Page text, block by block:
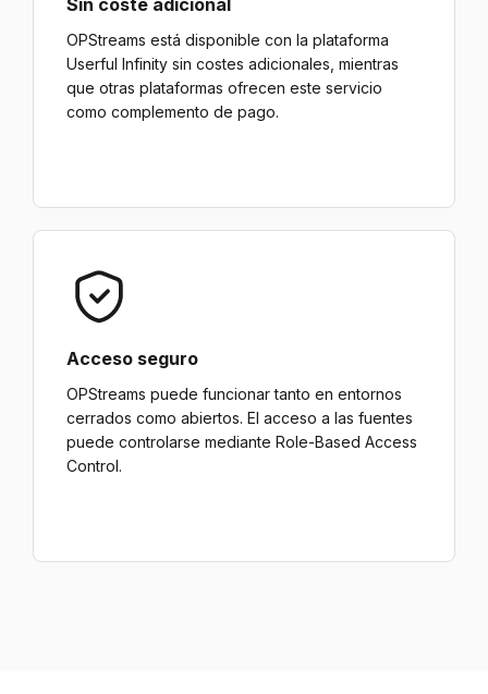
OPStreams está disponible con la plataforma
Userful Infinity sin costes adicionales, mientras
que otras plataformas ofrecen este servicio
como complemento de pago.
Acceso seguro
OPStreams puede funcionar tanto en entornos
cerrados como abiertos. El acceso a las fuentes
puede controlarse mediante Role-Based Access
Control.